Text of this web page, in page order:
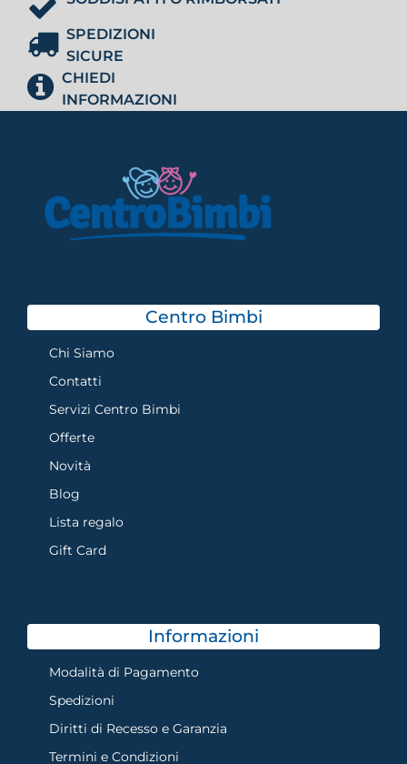
SPEDIZIONI
SICURE
CHIEDI
INFORMAZIONI
Centro Bimbi
Chi Siamo
Contatti
Servizi Centro Bimbi
Offerte
Novità
Blog
Lista regalo
Gift Card
Informazioni
Modalità di Pagamento
Spedizioni
Diritti di Recesso e Garanzia
Termini e Condizioni